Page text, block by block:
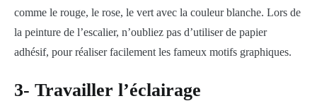
comme le rouge, le rose, le vert avec la couleur blanche. Lors de
la peinture de l’escalier, n’oubliez pas d’utiliser de papier
adhésif, pour réaliser facilement les fameux motifs graphiques.
3- Travailler l’éclairage